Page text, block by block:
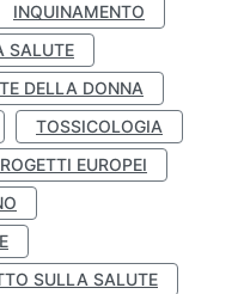
INQUINAMENTO
SALUTE
DELLA DONNA
TOSSICOLOGIA
EUROPEI
SULLA SALUTE